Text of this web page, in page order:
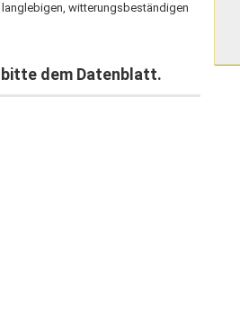
witterungsbeständigen
dem Datenblatt.